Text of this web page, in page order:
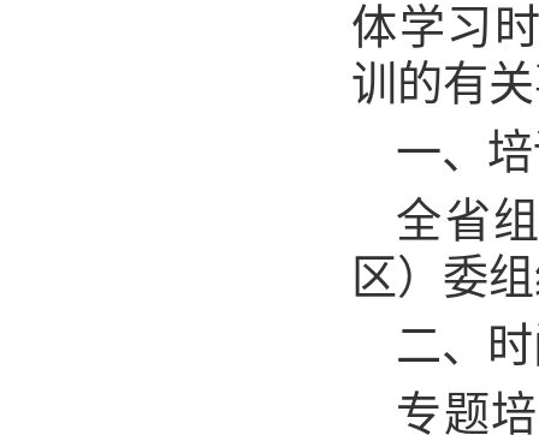
体学习
训的有
一、
全省
区）委
二、
专题